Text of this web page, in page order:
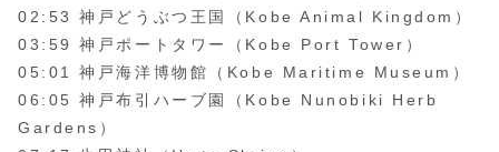
02:53 神戸どうぶつ王国（Kobe Animal Kingdom）
03:59 神戸ポートタワー（Kobe Port Tower）
05:01 神戸海洋博物館（Kobe Maritime Museum）
06:05 神戸布引ハーブ園（Kobe Nunobiki Herb
Gardens）